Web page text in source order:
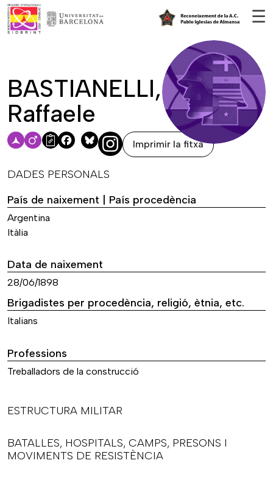
☰
BASTIANELLI,
Raffaele
Facebook
Bluesky Imprimir la fitxa
DADES PERSONALS
País de naixement | País procedència
Argentina
Itàlia
Data de naixement
28/06/1898
Brigadistes per procedència, religió, ètnia, etc.
Italians
Professions
Treballadors de la construcció
ESTRUCTURA MILITAR
BATALLES, HOSPITALS, CAMPS, PRESONS I
MOVIMENTS DE RESISTÈNCIA